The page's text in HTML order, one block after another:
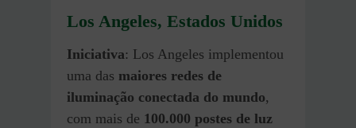
Los Angeles, Estados Unidos
Iniciativa: Los Angeles implementou
uma das maiores redes de
iluminação conectada do mundo,
com mais de 100.000 postes de luz